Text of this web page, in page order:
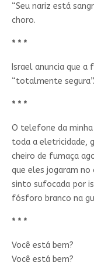
“Seu nariz está
choro.
* * *
Israel anuncia que
“totalmente segura”.
* * *
O telefone da
toda a eletricidade,
cheiro de fumaça
que eles jogaram no
sinto sufocada por
fósforo branco na
* * *
Você está bem?
Você está bem?